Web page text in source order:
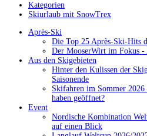
Kategorien
Skiurlaub mit SnowTrex
Après-Ski
Die Top 25 Après-Ski-Hits
Der MooserWirt im Fokus
Aus den Skigebieten
Hinter den Kulissen der
Saisonende
Skifahren im Sommer 2026
haben geöffnet?
Event
Nordische Kombination
auf einen Blick